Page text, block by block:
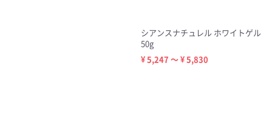
シアンスナチュレル ホワイトゲル
50g
¥ 5,247 ～ ¥ 5,830